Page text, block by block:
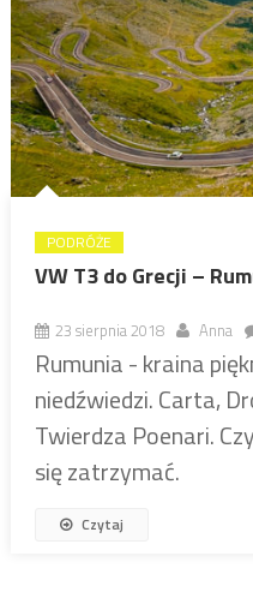
PODRÓŻE
VW T3 do Grecji –
23 sierpnia 2018 Anna
Rumunia - kraina
niedźwiedzi. Carta,
Twierdza Poenari.
się zatrzymać.
Czytaj